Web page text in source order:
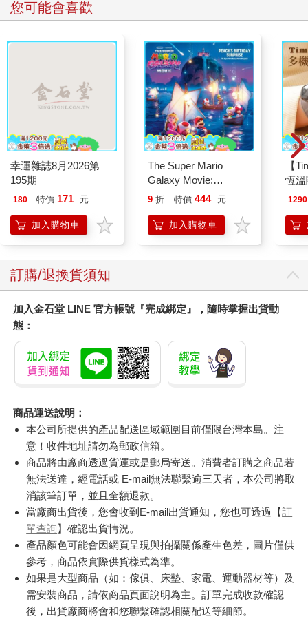
您可能會喜歡
幸運雜誌8月2026第
195期
180 特價 171 元
加入購物車
The Super Mario
Galaxy Movie:
Peach`s Birthday
Mario Galaxy Movie
Storybook
9 折 特價 444 元
加入購物車
【
恆
肩/
膝
1290
訂購/退換貨須知
加入金石堂 LINE 官方帳號『完成綁定』，隨時掌握出貨動
態：
商品運送說明：
本公司所提供的產品配送區域範圍目前僅限台灣本島。注
意！收件地址請勿為郵政信箱。
商品將由廠商透過貨運或是郵局寄送。消費者訂購之商品若
無法送達，經電話或 E-mail無法聯繫逾三天者，本公司將取
消該筆訂單，並且全額退款。
當廠商出貨後，您會收到E-mail出貨通知，您也可透過【訂
單查詢】確認出貨情況。
產品顏色可能會因網頁呈現與拍攝關係產生色差，圖片僅供
參考，商品依實際供貨樣式為準。
如果是大型商品（如：傢俱、床墊、家電、運動器材等）及
需安裝商品，請依商品頁面說明為主。訂單完成收款確認
後，出貨廠商將會和您聯繫確認相關配送等細節。